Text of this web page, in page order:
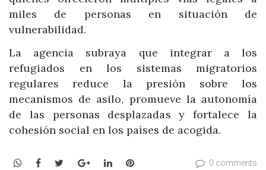
miles de personas en situación de
vulnerabilidad.
La agencia subraya que integrar a los
refugiados en los sistemas migratorios
regulares reduce la presión sobre los
mecanismos de asilo, promueve la autonomía
de las personas desplazadas y fortalece la
cohesión social en los países de acogida.
WhatsApp
Facebook
TwitterGoogle+LinkedInPinterest 0 comments